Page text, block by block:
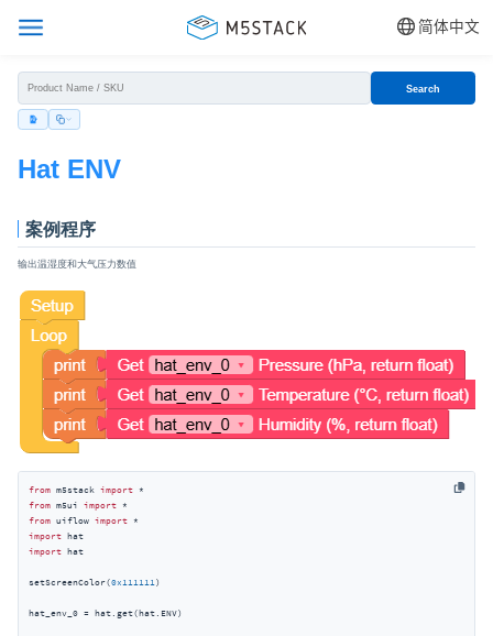
简体中文
Search
Hat ENV
案例程序
输出温湿度和大气压力数值
from m5stack import
from m5ui import
from uiflow import
import
import hat
setScreenColor(0x111111 )
hat_env_0 = hat.get(hat.ENV)